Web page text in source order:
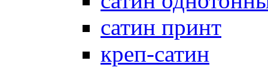
сатин принт
креп-сатин